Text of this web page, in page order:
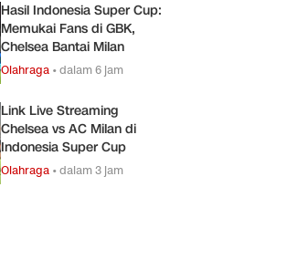
Hasil Indonesia Super Cup:
Memukai Fans di GBK,
Chelsea Bantai Milan
Olahraga •dalam 6 jam
Link Live Streaming
Chelsea vs AC Milan di
Indonesia Super Cup
Olahraga •dalam 3 jam